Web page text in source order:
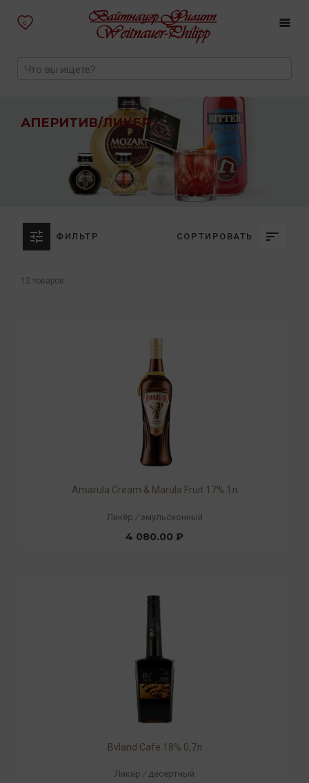
0
АПЕРИТИВ/ЛИКЕР
ФИЛЬТР СОРТИРОВАТЬ
12 товаров
Amarula Cream & Marula Fruit 17% 1л
Ликёр / эмульсионный
4 080.00 ₽
Bvland Cafe 18% 0,7л
Ликёр / десертный